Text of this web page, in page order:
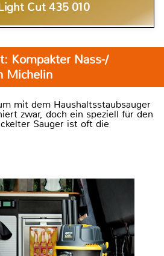
Cut 435 010
Kompakter Nass-/
Michelin
mit dem Haushaltsstaubsauger
zwar, doch ein speziell für den
Sauger ist oft die